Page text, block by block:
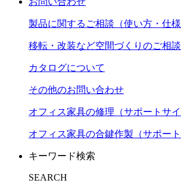
製品に関するご相談（使い方・仕様
移転・改装など空間づくりのご相談
カタログについて
その他のお問い合わせ
オフィス家具の修理（サポートサイ
オフィス家具の合鍵作製（サポート
キーワード検索
SEARCH